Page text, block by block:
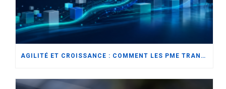
AGILITÉ ET CROISSANCE : COMMENT LES PME TRANSFORMENT L’AVENIR AVEC L’ERP MODERNE ET L’INNOVATION DES PARTENAIRES